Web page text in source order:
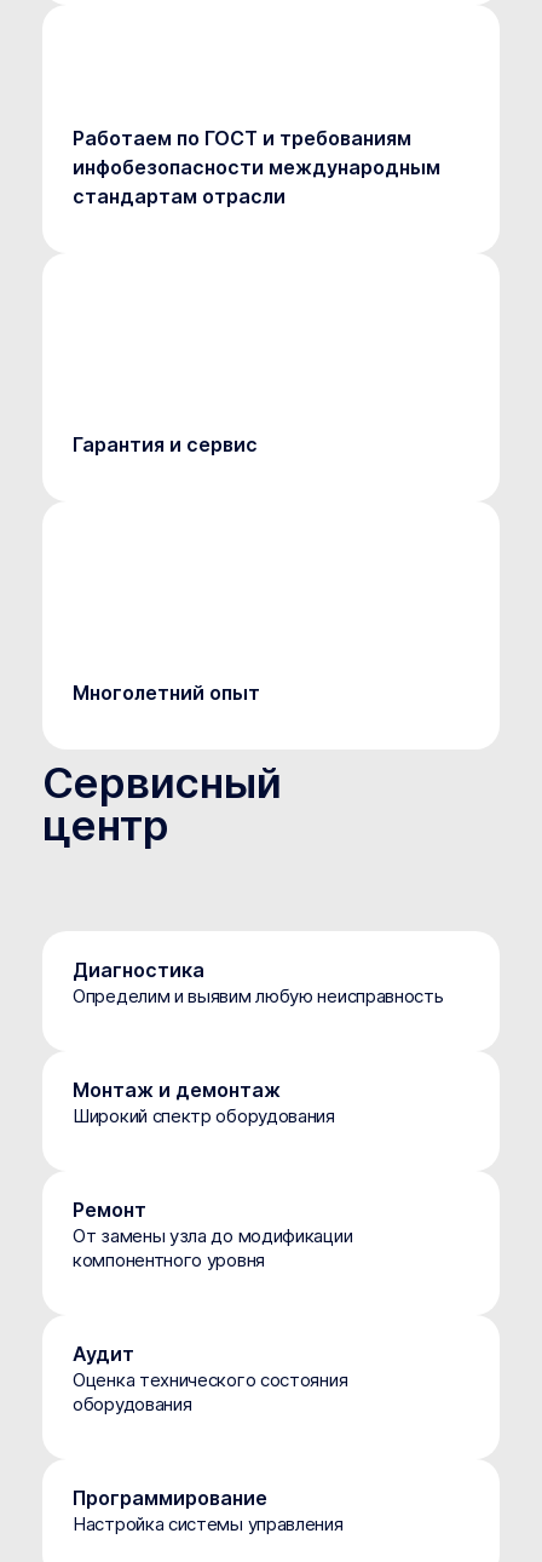
Работаем по ГОСТ и требованиям
инфобезопасности международным
стандартам отрасли
Гарантия и сервис
Многолетний опыт
Сервисный
центр
Диагностика
Определим и выявим любую неисправность
Монтаж и демонтаж
Широкий спектр оборудования
Ремонт
От замены узла до модификации
компонентного уровня
Аудит
Оценка технического состояния
оборудования
Программирование
Настройка системы управления